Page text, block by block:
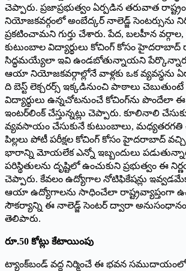
చెప్పారు. ప్రజాప్రభుత్వం ఏర్పడిన తరువాత
నియోజకవర్గంలో అంబేద్కర్ నాలెడ్జ్ సెంటర్సును
ప్రకటించామని గుర్తు చేశారు. పేద, బలహీన
కుటుంబాల విద్యార్థులు కోచింగ్ కోసం
సిద్ధమయ్యేలా ఇవి ఉండబోతున్నాయని
ఆయా నియోజకవర్గాల్లోనే వాళ్లకు ఒక వ్యవస్థను
ది బెస్ట్ లెక్చరర్స్ ఇక్కడినుంచి పాఠాలు
విద్యార్థులు ఉన్నచోటనుంచే కోచింగ్‌ను పొందేలా ఈ
ఇంటర్‌లింక్ చేస్తున్నట్లు చెప్పారు. కూలినాలి
వ్యవసాయం చేసుకునే కుటుంబాలు,
పిల్లలు పోటీ పరీక్షల కోచింగ్ కోసం హైదరాబాద్
భారాన్ని మోయలేక ఎన్నో ఇబ్బందులు
పరిస్థితులను దృష్టిలో ఉంచుకుని ప్రభుత్వం ఈ
చెప్పారు. కేవలం ఉద్యోగాల నోటిఫికేషన్లు
ఆయా ఉద్యోగాలను సాధించేలా రాష్ట్రవ్యాప్తంగా
సౌకర్యాన్ని ఈ నాలెడ్జ్ సెంటర్ ద్వారా అనుసంధానం
తెలిపారు.
రూ.50 కోట్లు కేటాయింపు
ట్యాంక్‌బండ్ వద్ద నిర్మించే ఈ భవన సముదాయంలో